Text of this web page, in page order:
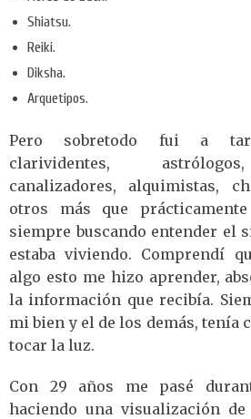
Shiatsu.
Reiki.
Diksha.
Arquetipos.
Pero sobretodo fui a
clarividentes,
canalizadores, alquimistas,
otros más que
siempre buscando entender el
estaba viviendo. Comprendí
algo esto me hizo aprender,
la información que recibía.
mi bien y el de los demás, tenía
tocar la luz.
Con 29 años me pasé
haciendo una visualización